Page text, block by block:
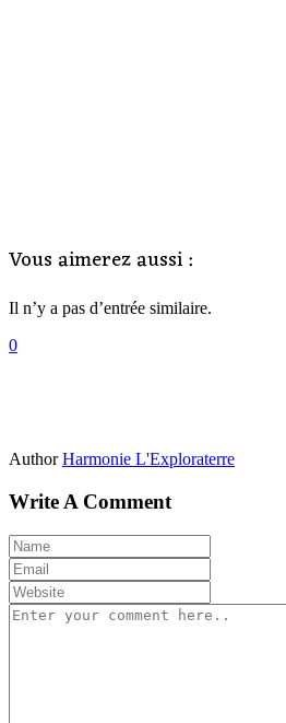
Vous aimerez aussi :
Il n’y a pas d’entrée similaire.
0
Author Harmonie L'Exploraterre
Write A Comment